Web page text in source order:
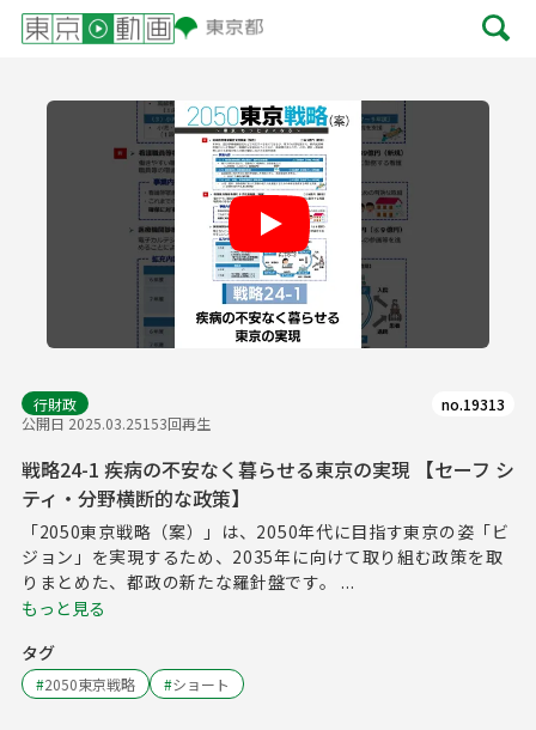
行財政
公開日 2025.03.25153回再生
no.19313
戦略24-1 疾病の不安なく暮らせる東京の実現 【セーフ シ
ティ・分野横断的な政策】
「2050東京戦略（案）」は、2050年代に目指す東京の姿「ビ
ジョン」を実現するため、2035年に向けて取り組む政策を取
りまとめた、都政の新たな羅針盤です。 ...
もっと見る
タグ
#2050東京戦略 #ショート